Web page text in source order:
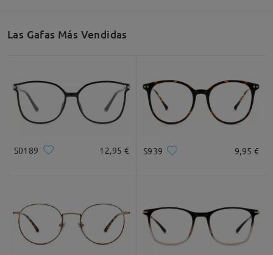
Las Gafas Más Vendidas
S0189 12,95 € S939 9,95 €